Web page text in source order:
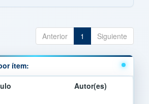
Anterior 1 Siguiente
ítem:
Autor(es)